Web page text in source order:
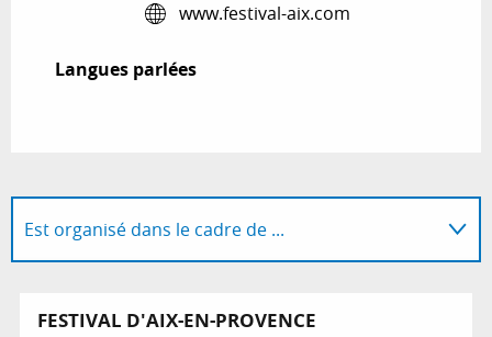
www.festival-aix.com
Langues parlées
Langues parlées
Est organisé dans le cadre de ...
FESTIVAL D'AIX-EN-PROVENCE